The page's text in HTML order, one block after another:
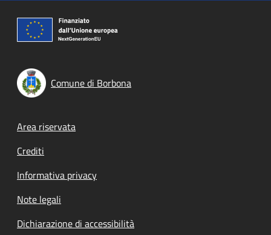
Comune di Borbona
Footer menu
Area riservata
Crediti
Informativa privacy
Note legali
Dichiarazione di accessibilità